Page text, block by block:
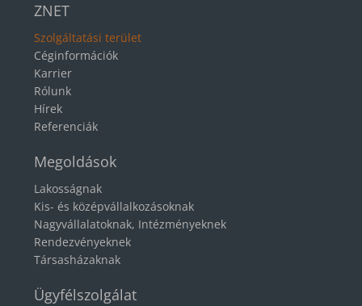
ZNET
Szolgáltatási terület
Céginformációk
Karrier
Rólunk
Hírek
Referenciák
Megoldások
Lakosságnak
Kis- és középvállalkozásoknak
Nagyvállalatoknak, Intézményeknek
Rendezvényeknek
Társasházaknak
Ügyfélszolgálat